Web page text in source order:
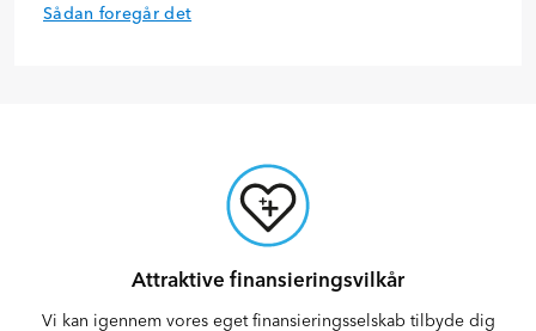
Sådan foregår det
Attraktive finansieringsvilkår
Vi kan igennem vores eget finansieringsselskab tilbyde dig